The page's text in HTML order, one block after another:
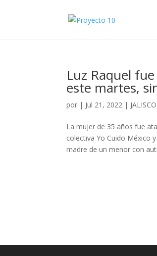
Luz Raquel
este martes,
por | Jul 21, 2022 | JALISCO
La mujer de 35 años fue
colectiva Yo Cuido México
madre de un menor con